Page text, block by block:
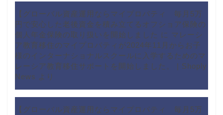
【グローバル資産運用ならマイプロパティ 毎月5万
円で安心した老後資金を積み立てるオフショア保険の
個人年金保険の取り扱いを開始しました に マレーシ
ア教育移住のマイプロパティが2024年11月からお子
様のインターナショナルスクールに入学するためのマ
レーシア教育移住サポートを開始しました。 | Shoply
News より
【グローバル資産運用ならマイプロパティ 毎月5万